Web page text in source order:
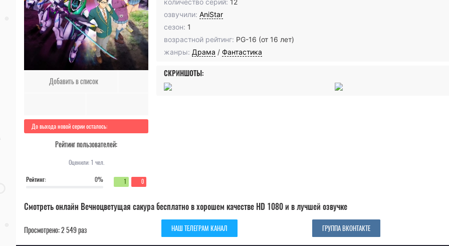
Добавить в список
До выхода новой серии осталось:
Рейтинг пользователей:
Оценили: 1 чел.
Рейтинг: 0% 1 0
озвучили: AniStar
сезон: 1
возрастной рейтинг: PG-16 (от 16 лет)
жанры: Драма / Фантастика
СКРИНШОТЫ:
Смотреть онлайн Вечноцветущая сакура бесплатно в хорошем качестве HD 1080 и в лучшей озвучке
Просмотрено: 2 549 раз НАШ ТЕЛЕГРАМ КАНАЛ ГРУППА ВКОНТАКТЕ